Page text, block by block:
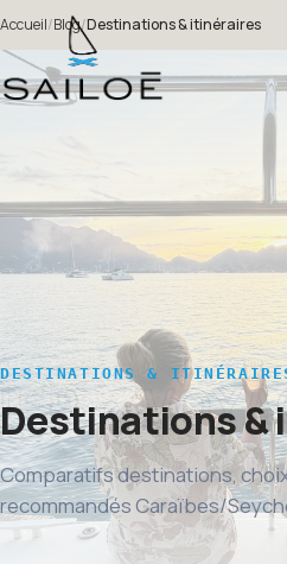
Accueil/Blog/Destinations & itinéraires
DESTINATIONS &
Destinations &
Comparatifs destinations,
recommandés Caraïbes/